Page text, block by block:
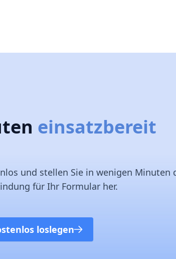
einsatzbereit
und stellen Sie in wenigen Minuten
für Ihr Formular her.
loslegen